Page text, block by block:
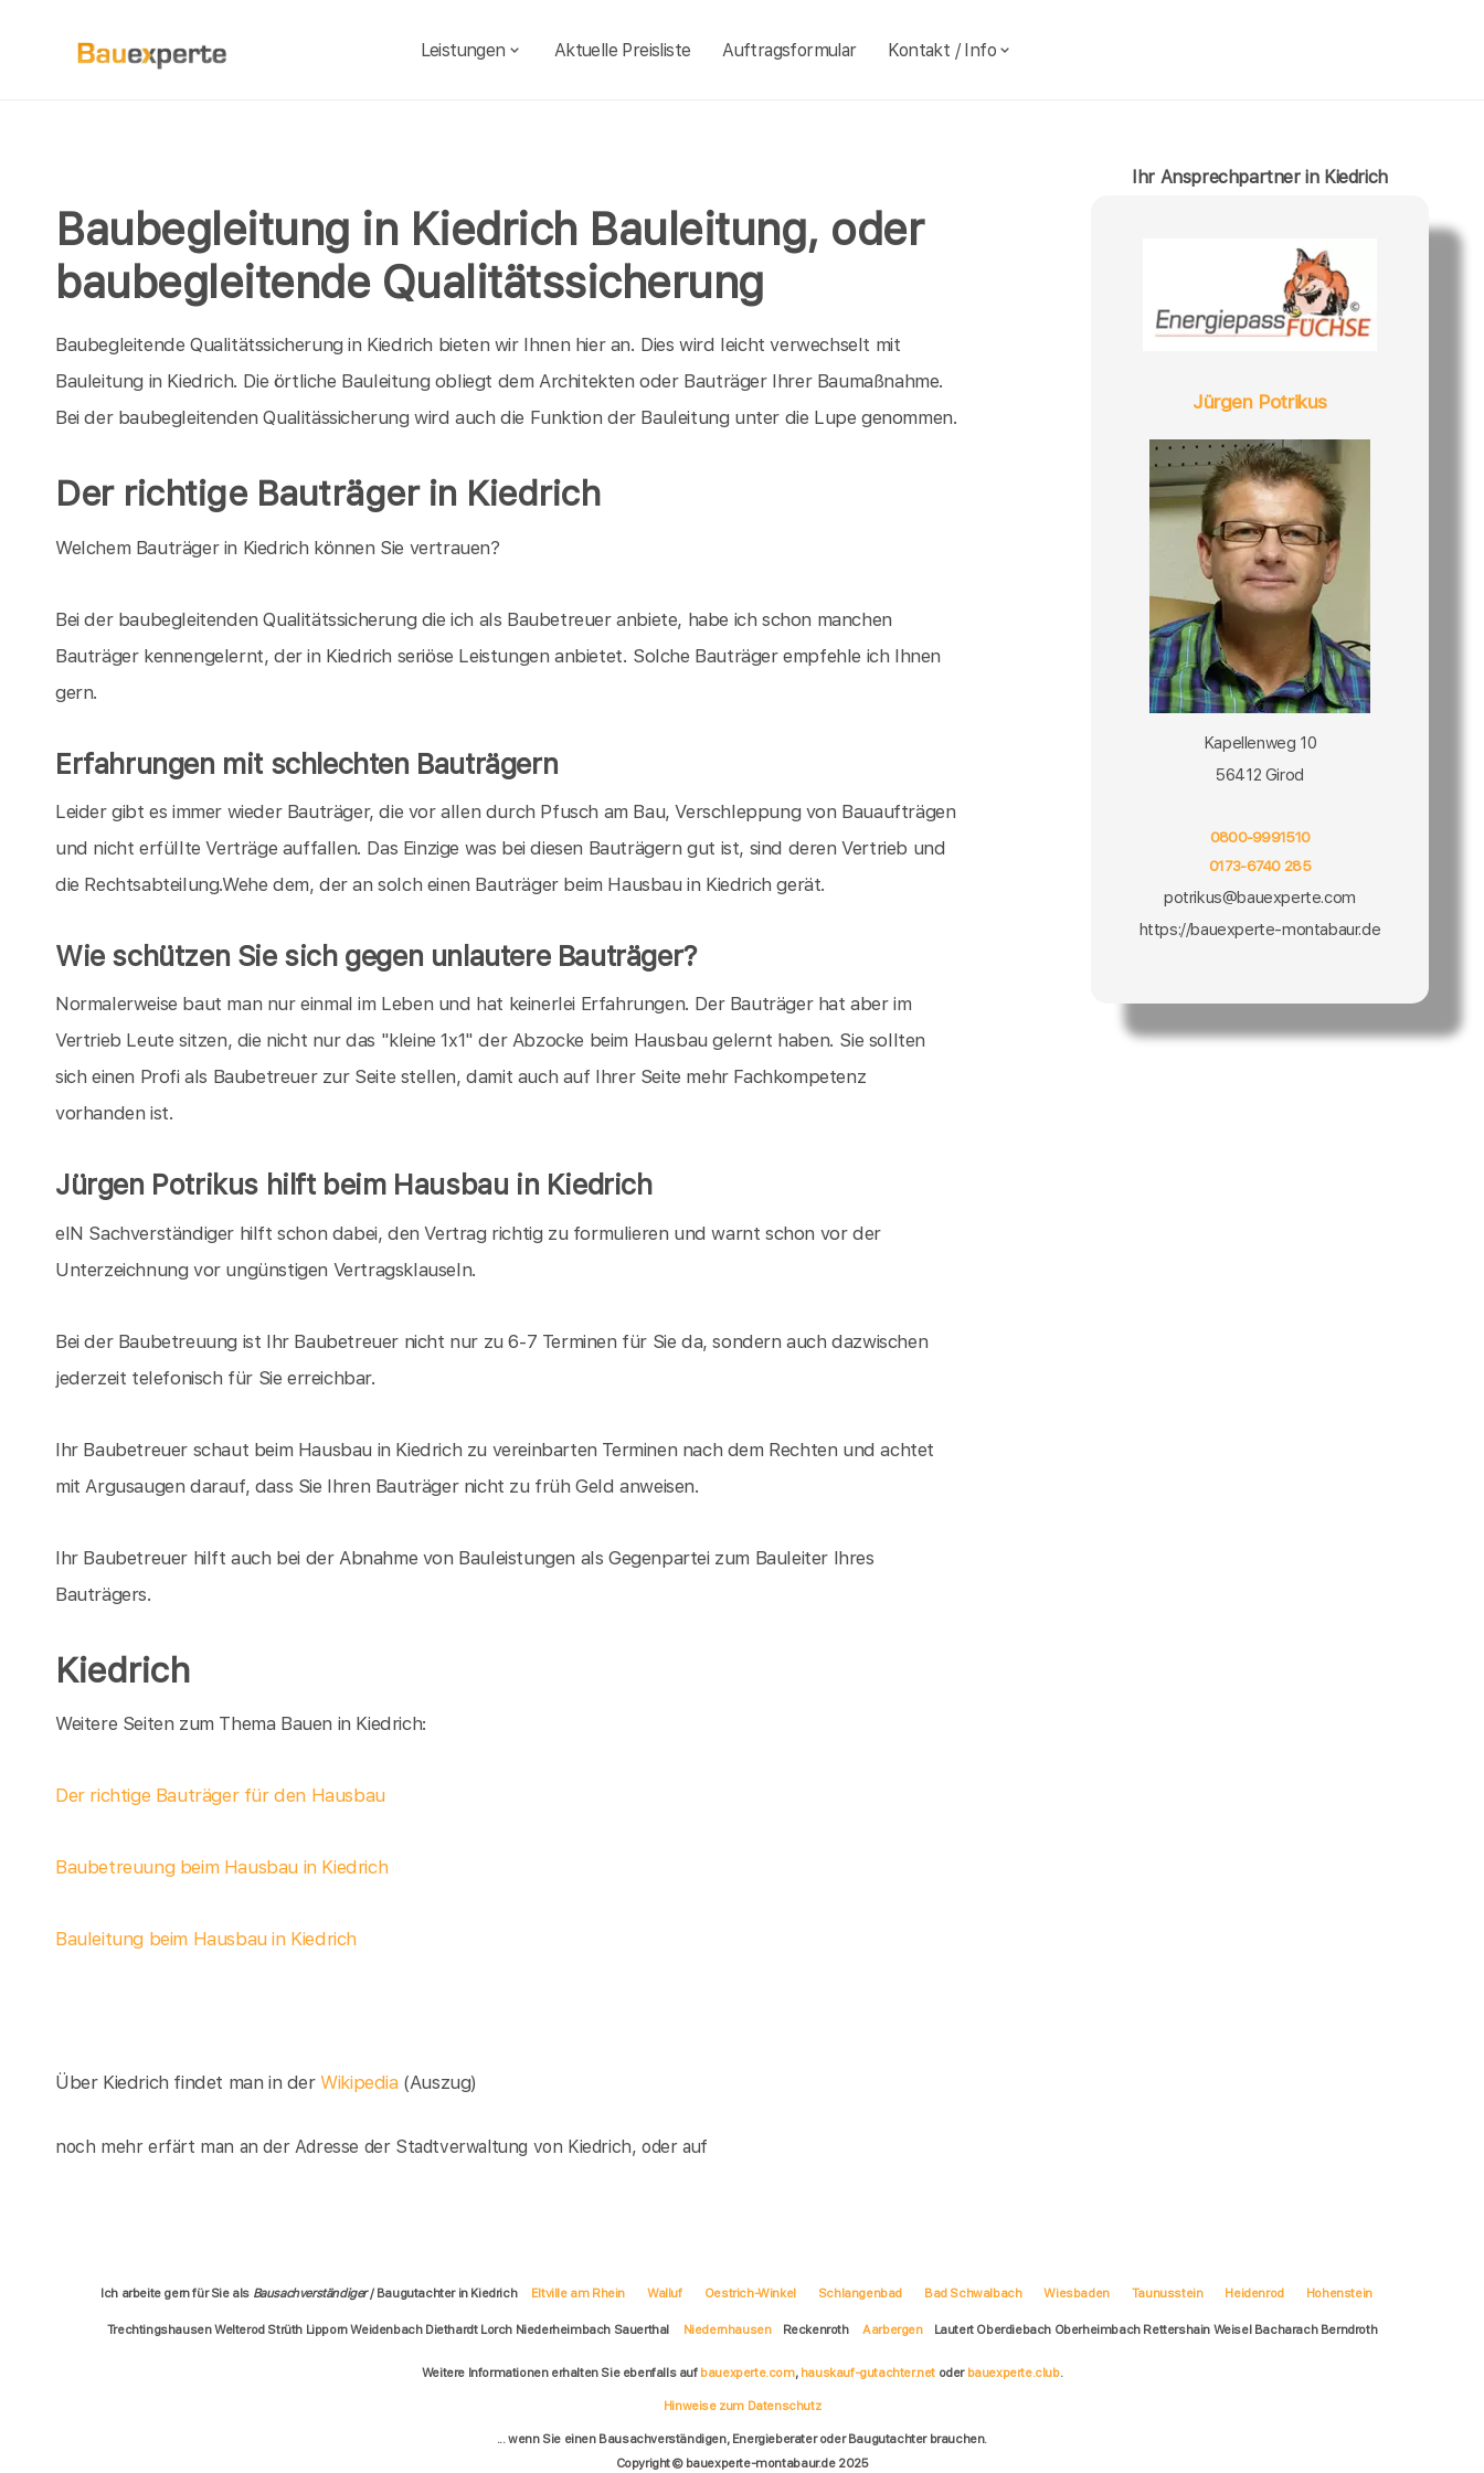
Leistungen Aktuelle Preisliste Auftragsformular Kontakt / Info
Baubegleitung in Kiedrich Bauleitung, oder
baubegleitende Qualitätssicherung
Baubegleitende Qualitätssicherung in Kiedrich bieten wir Ihnen hier an. Dies wird leicht verwechselt mit
Bauleitung in Kiedrich. Die örtliche Bauleitung obliegt dem Architekten oder Bauträger Ihrer Baumaßnahme.
Bei der baubegleitenden Qualitässicherung wird auch die Funktion der Bauleitung unter die Lupe genommen.
Der richtige Bauträger in Kiedrich
Welchem Bauträger in Kiedrich können Sie vertrauen?
Bei der baubegleitenden Qualitätssicherung die ich als Baubetreuer anbiete, habe ich schon manchen
Bauträger kennengelernt, der in Kiedrich seriöse Leistungen anbietet. Solche Bauträger empfehle ich Ihnen
gern.
Erfahrungen mit schlechten Bauträgern
Leider gibt es immer wieder Bauträger, die vor allen durch Pfusch am Bau, Verschleppung von Bauaufträgen
und nicht erfüllte Verträge auffallen. Das Einzige was bei diesen Bauträgern gut ist, sind deren Vertrieb und
die Rechtsabteilung.Wehe dem, der an solch einen Bauträger beim Hausbau in Kiedrich gerät.
Wie schützen Sie sich gegen unlautere Bauträger?
Normalerweise baut man nur einmal im Leben und hat keinerlei Erfahrungen. Der Bauträger hat aber im
Vertrieb Leute sitzen, die nicht nur das "kleine 1x1" der Abzocke beim Hausbau gelernt haben. Sie sollten
sich einen Profi als Baubetreuer zur Seite stellen, damit auch auf Ihrer Seite mehr Fachkompetenz
vorhanden ist.
Jürgen Potrikus hilft beim Hausbau in Kiedrich
eIN Sachverständiger hilft schon dabei, den Vertrag richtig zu formulieren und warnt schon vor der
Unterzeichnung vor ungünstigen Vertragsklauseln.
Bei der Baubetreuung ist Ihr Baubetreuer nicht nur zu 6-7 Terminen für Sie da, sondern auch dazwischen
jederzeit telefonisch für Sie erreichbar.
Ihr Baubetreuer schaut beim Hausbau in Kiedrich zu vereinbarten Terminen nach dem Rechten und achtet
mit Argusaugen darauf, dass Sie Ihren Bauträger nicht zu früh Geld anweisen.
Ihr Baubetreuer hilft auch bei der Abnahme von Bauleistungen als Gegenpartei zum Bauleiter Ihres
Bauträgers.
Kiedrich
Weitere Seiten zum Thema Bauen in Kiedrich:
Der richtige Bauträger für den Hausbau
Baubetreuung beim Hausbau in Kiedrich
Bauleitung beim Hausbau in Kiedrich
Über Kiedrich findet man in derWikipedia (Auszug)
noch mehr erfärt man an der Adresse der Stadtverwaltung von Kiedrich, oder auf
Ihr Ansprechpartner in Kiedrich
Jürgen Potrikus
Kapellenweg 10
56412 Girod
0800-9991510
0173-6740 285
potrikus@bauexperte.com
https://bauexperte-montabaur.de
Ich arbeite gern für Sie als Bausachverständiger/ Baugutachter in Kiedrich Eltville am Rhein Walluf Oestrich-Winkel Schlangenbad Bad Schwalbach Wiesbaden Taunusstein Heidenrod Hohenstein
Trechtingshausen Welterod Strüth Lipporn Weidenbach Diethardt Lorch Niederheimbach Sauerthal Niedernhausen Reckenroth Aarbergen Lautert Oberdiebach Oberheimbach Rettershain Weisel Bacharach Berndroth
Weitere Informationen erhalten Sie ebenfalls auf bauexperte.com, hauskauf-gutachter.net oder bauexperte.club.
Hinweise zum Datenschutz
... wenn Sie einen Bausachverständigen, Energieberater oder Baugutachter brauchen.
Copyright © bauexperte-montabaur.de 2025